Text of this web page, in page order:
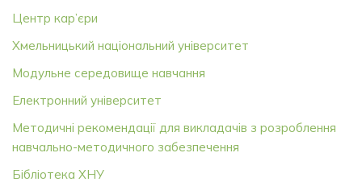
Центр кар’єри
Хмельницький національний університет
Модульне середовище навчання
Електронний університет
Методичні рекомендації для викладачів з розроблення
навчально-методичного забезпечення
Бібліотека ХНУ